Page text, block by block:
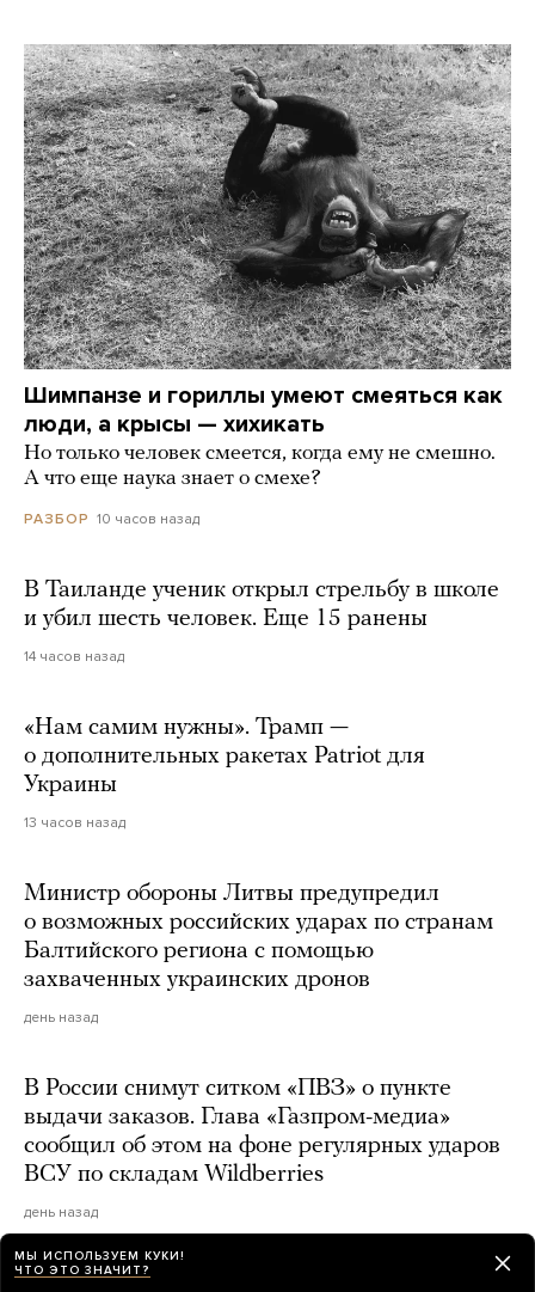
Шимпанзе и гориллы умеют смеяться как
люди, а крысы — хихикать
Но только человек смеется, когда ему не смешно.
А что еще наука знает о смехе?
РАЗБОР 10 часов назад
В Таиланде ученик открыл стрельбу в школе
и убил шесть человек. Еще 15 ранены
14 часов назад
«Нам самим нужны». Трамп —
о дополнительных ракетах Patriot для
Украины
13 часов назад
Министр обороны Литвы предупредил
о возможных российских ударах по странам
Балтийского региона с помощью
захваченных украинских дронов
день назад
В России снимут ситком «ПВЗ» о пункте
выдачи заказов. Глава «Газпром-медиа»
сообщил об этом на фоне регулярных ударов
ВСУ по складам Wildberries
день назад
В главном районе ночной жизни Лондона
МЫ ИСПОЛЬЗУЕМ КУКИ!
ЧТО ЭТО ЗНАЧИТ?